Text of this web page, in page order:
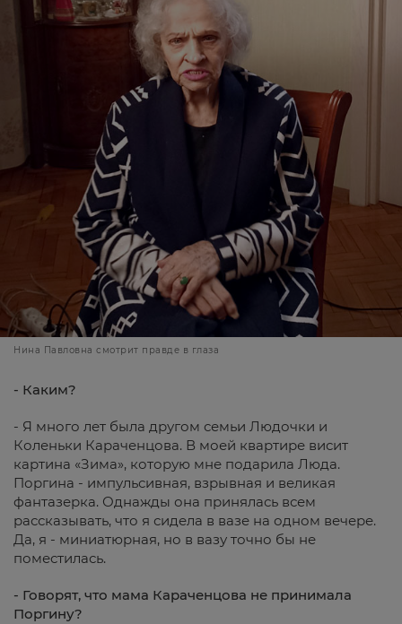
Нина Павловна смотрит правде в глаза
- Каким?
- Я много лет была другом семьи Людочки и
Коленьки Караченцова. В моей квартире висит
картина «Зима», которую мне подарила Люда.
Поргина - импульсивная, взрывная и великая
фантазерка. Однажды она принялась всем
рассказывать, что я сидела в вазе на одном вечере.
Да, я - миниатюрная, но в вазу точно бы не
поместилась.
- Говорят, что мама Караченцова не принимала
Поргину?